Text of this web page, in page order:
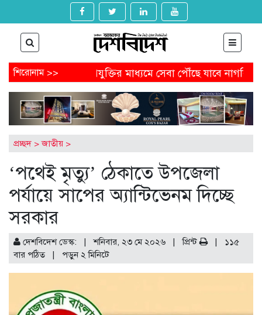
শিরোনাম >>প্রযুক্তির মাধ্যমে সেবা পৌঁছে যাবে নাগরিকের কাছে
পেতে আবেদন করবেন যেভাবে
অষ্টগ্রামে বিএনপির নির্বাচনি
থেকে অনাকাঙ্ক্ষিত পোস্ট
আগামীকাল থেকে ৯ মাসের জন্য
খুনের মামলায় জিয়াউল আহসানের বিচার শুরু
প্রচ্ছদ >জাতীয় >
‘পথেই মৃত্যু’ ঠেকাতে উপজেলা
পর্যায়ে সাপের অ্যান্টিভেনম দিচ্ছে
সরকার
দেশবিদেশ ডেস্ক: | শনিবার, ২৩ মে ২০২৬ |প্রিন্ট
১১৫
বার পঠিত
| পড়ুন ২ মিনিটে